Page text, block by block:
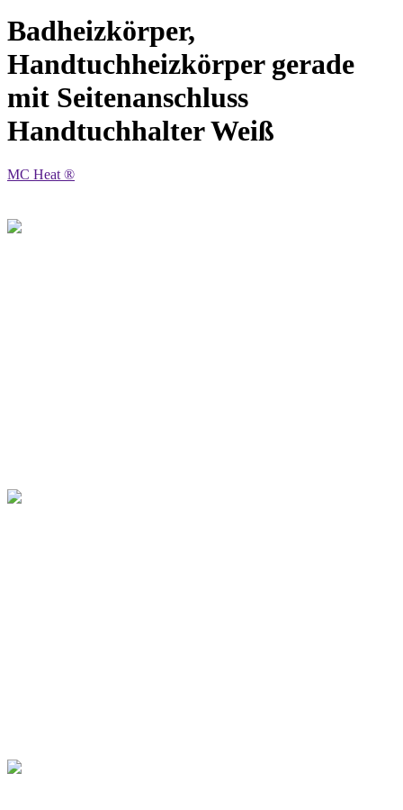
Badheizkörper,
Handtuchheizkörper gerade
mit Seitenanschluss
Handtuchhalter Weiß
MC Heat ®